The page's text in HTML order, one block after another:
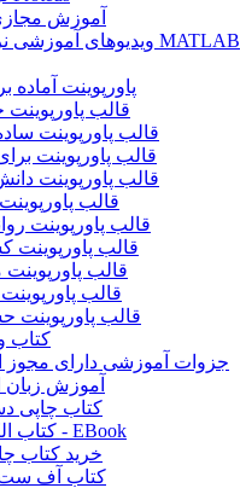
آموزش
ویدیوهای آموزشی نرم افزار MATLAB
پاورپوینت آماده
قالب
قالب پاورپوینت
قالب پاورپوینت
قالب پاورپوینت
قالب
قالب پاورپوینت
قالب پاورپوینت
قالب
قالب
قالب پاورپوینت
کتاب
جزوات آموزشی دارای مجوز
آموزش زبان
کتاب چاپی
کتاب الکترونیک - EBook
خرید کتاب
کتاب آف